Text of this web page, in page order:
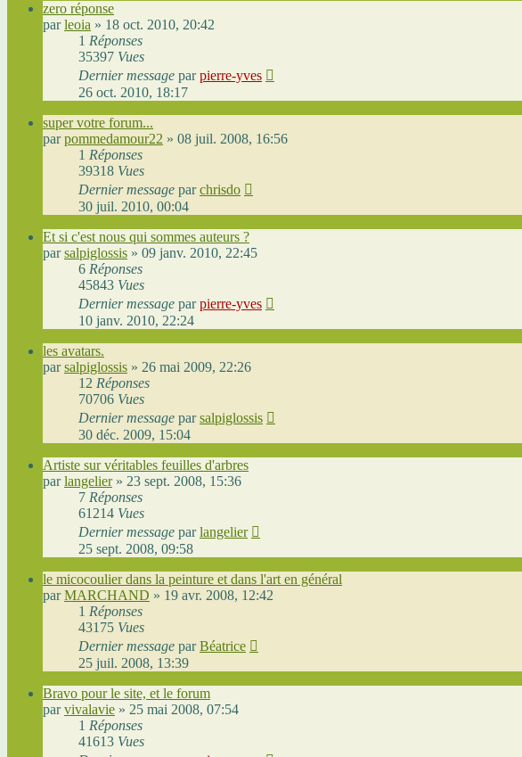
zero réponse
parleoia » 18 oct. 2010, 20:42
1 Réponses
35397 Vues
Dernier message parpierre-yves
26 oct. 2010, 18:17
super votre forum...
parpommedamour22 » 08 juil. 2008, 16:56
1 Réponses
39318 Vues
Dernier message parchrisdo
30 juil. 2010, 00:04
Et si c'est nous qui sommes auteurs ?
parsalpiglossis » 09 janv. 2010, 22:45
6 Réponses
45843 Vues
Dernier message parpierre-yves
10 janv. 2010, 22:24
les avatars.
parsalpiglossis » 26 mai 2009, 22:26
12 Réponses
70706 Vues
Dernier message parsalpiglossis
30 déc. 2009, 15:04
Artiste sur véritables feuilles d'arbres
parlangelier» 23 sept. 2008, 15:36
7 Réponses
61214 Vues
Dernier message parlangelier
25 sept. 2008, 09:58
le micocoulier dans la peinture et dans l'art en général
parMARCHAND » 19 avr. 2008, 12:42
1 Réponses
43175 Vues
Dernier message parBéatrice
25 juil. 2008, 13:39
Bravo pour le site, et le forum
parvivalavie » 25 mai 2008, 07:54
1 Réponses
41613 Vues